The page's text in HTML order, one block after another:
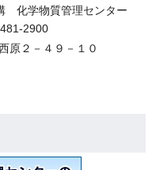
化学物質管理センター
2900
原２－４９－１０